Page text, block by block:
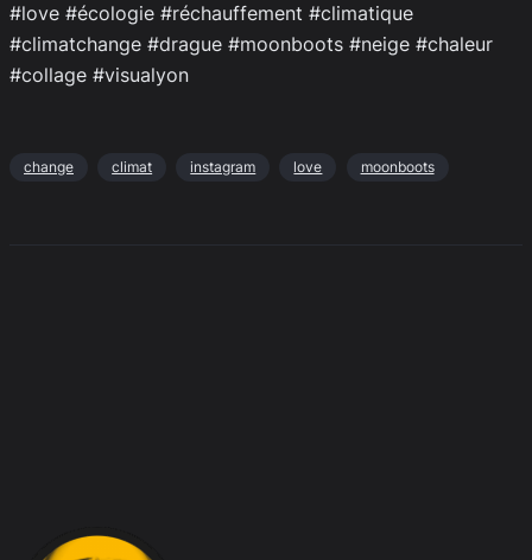
#love #écologie #réchauffement #climatique
#climatchange #drague #moonboots #neige #chaleur
#collage #visualyon
change climat instagram love moonboots